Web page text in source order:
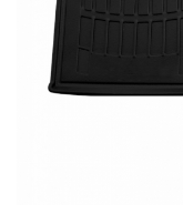
Butoane Semnalizare
Schimbatoare Viteze
Accesorii Auto